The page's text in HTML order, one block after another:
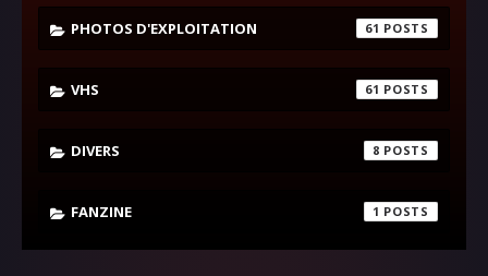
PHOTOS D'EXPLOITATION 61
VHS 61
DIVERS 8
FANZINE 1